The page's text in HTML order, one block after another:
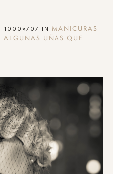
1000×707 IN MANICURAS
ALGUNAS UÑAS QUE